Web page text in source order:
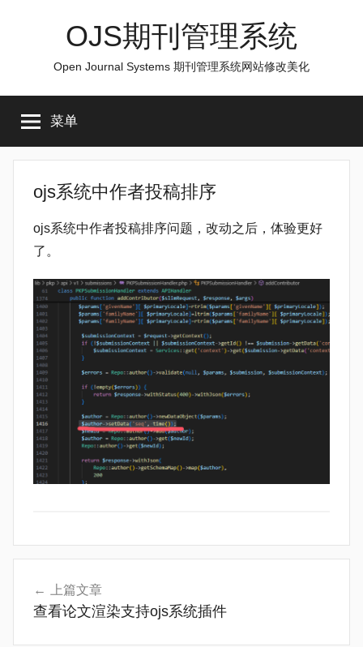
OJS期刊管理系统
Open Journal Systems 期刊管理系统网站修改美化
菜单
ojs系统中作者投稿排序
ojs系统中作者投稿排序问题，改动之后，体验更好
了。
常
问
题
上篇文章
查看论文渲染支持ojs系统插件